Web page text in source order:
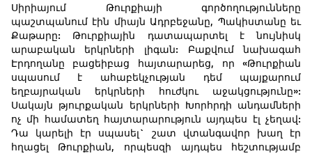
Սիրիայում Թուրքիայի գործողությունները
պաշտպանում էին միայն Ադրբեջանը, Պակիստանը եւ
Քաթարը: Թուրքիային դատապարտել է նույնիսկ
արաբական երկրների լիգան: Բաքվում նախագահ
Էրդողանը բացեիբաց հայտարարեց, որ «Թուրքիան
սպասում է ահաբեկչության դեմ պայքարում
եղբայրական երկրների հուժկու աջակցությունը»:
Սակայն թյուրքական երկրների Խորհրդի անդամների
ոչ մի համատեղ հայտարարություն այդպես էլ չեղավ:
Դա կարելի էր սպասել` շատ վտանգավոր խաղ էր
հղացել Թուրքիան, որպեսզի այդպես հեշտությամբ